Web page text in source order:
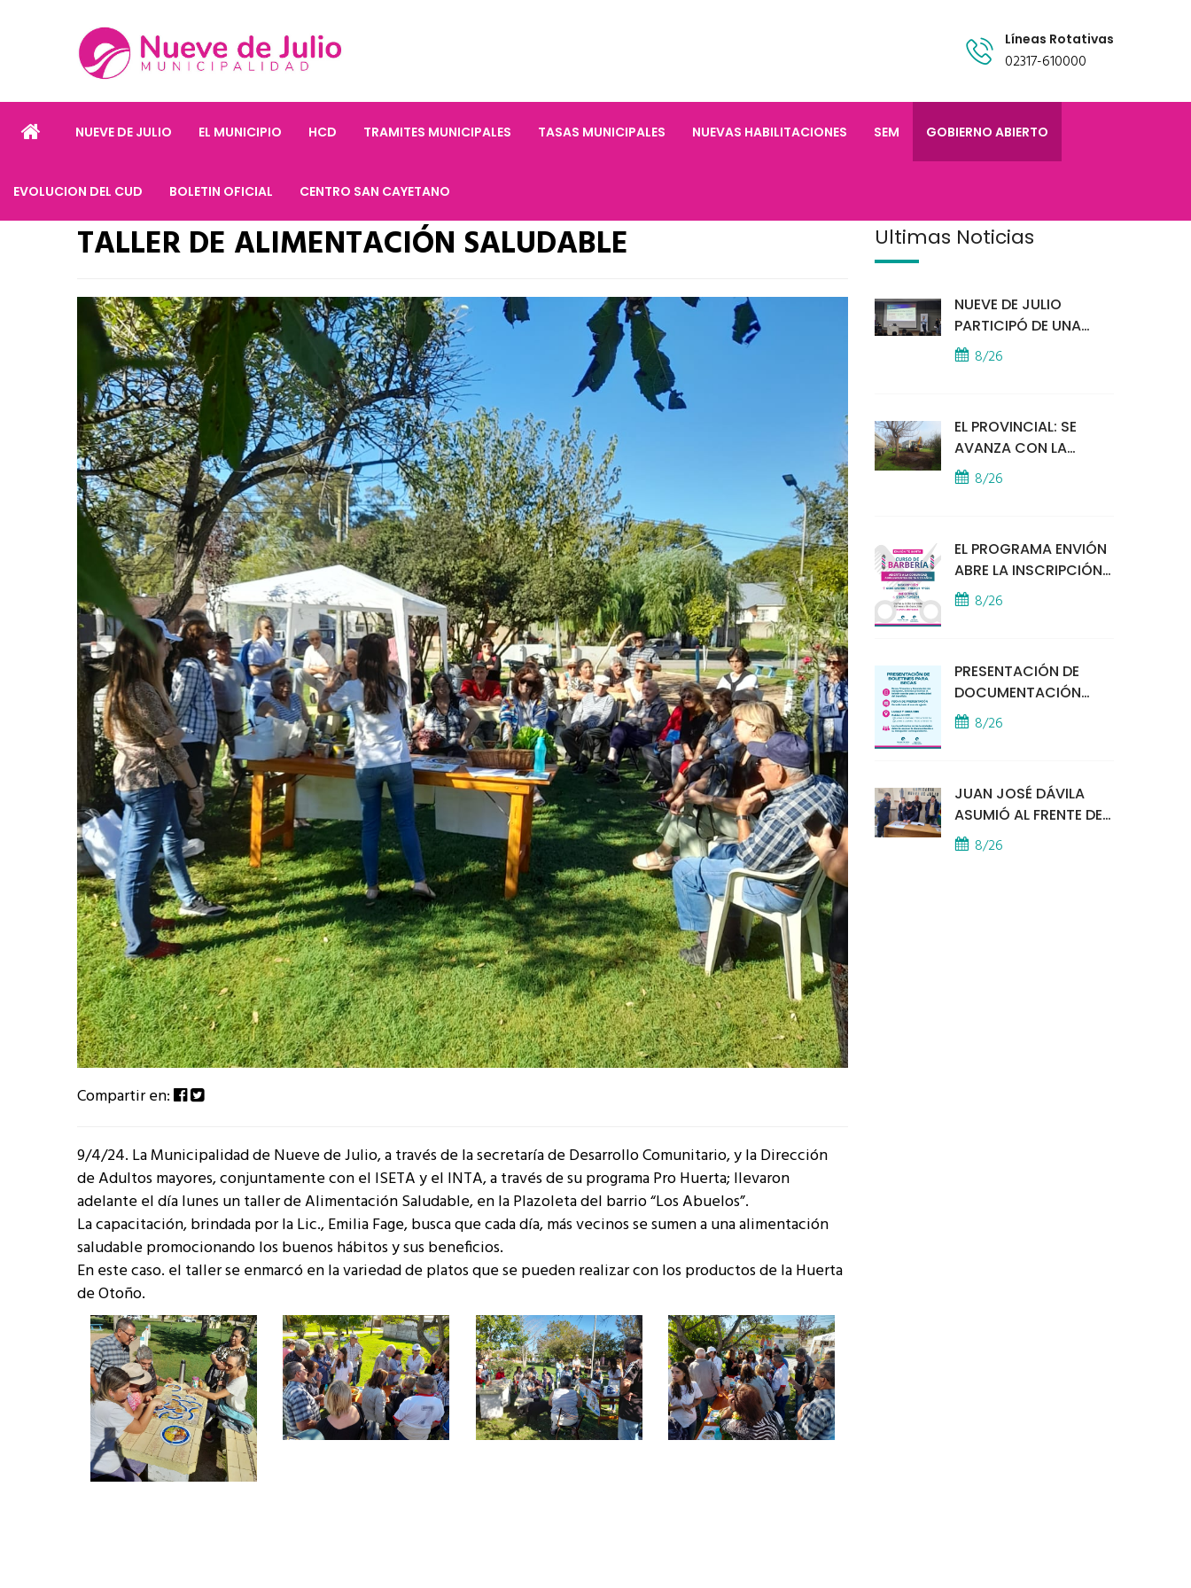
Líneas Rotativas
02317-610000
NUEVE DE JULIO EL MUNICIPIO HCD TRAMITES MUNICIPALES TASAS MUNICIPALES NUEVAS HABILITACIONES SEM GOBIERNO ABIERTO
EVOLUCION DEL CUD BOLETIN OFICIAL CENTRO SAN CAYETANO
TALLER DE ALIMENTACIÓN SALUDABLE
Compartir en:
9/4/24. La Municipalidad de Nueve de Julio, a través de la secretaría de Desarrollo Comunitario, y la Dirección
de Adultos mayores, conjuntamente con el ISETA y el INTA, a través de su programa Pro Huerta; llevaron
adelante el día lunes un taller de Alimentación Saludable, en la Plazoleta del barrio “Los Abuelos”.
La capacitación, brindada por la Lic., Emilia Fage, busca que cada día, más vecinos se sumen a una alimentación
saludable promocionando los buenos hábitos y sus beneficios.
En este caso. el taller se enmarcó en la variedad de platos que se pueden realizar con los productos de la Huerta
de Otoño.
Últimas Noticias
NUEVE DE JULIO
PARTICIPÓ DE UNA
IMPORTANTE
CAPACITACIÓN
8/26
EL PROVINCIAL: SE
AVANZA CON LA
INSTALACIÓN DEL
MÓDULO POLICIAL
8/26
EL PROGRAMA ENVIÓN
ABRE LA INSCRIPCIÓN
A UN CURSO DE
BARBERÍA
8/26
PRESENTACIÓN DE
DOCUMENTACIÓN
PARA BECAS
EDUCATIVAS
8/26
JUAN JOSÉ DÁVILA
ASUMIÓ AL FRENTE DE
LA POLICÍA COMUNAL
8/26